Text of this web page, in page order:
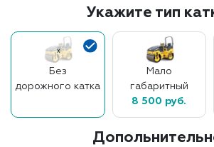
Укажите тип
Без
дорожного катка
Мало
габаритный
8 500 руб.